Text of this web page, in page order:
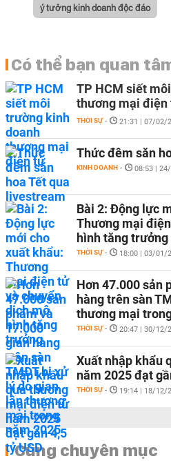
ý tưởng kinh doanh độc đáo
Có thể bạn quan
TP HCM siết
thương mại điện
THỜI SỰ - 21:31 | 07/02/
Thức đêm săn
KINH DOANH - 08:53 |
Bài 2: Động lực
Thương mại
hình tăng trưởng
THỜI SỰ - 18:00 | 03/01/
Hơn 47.000 sản
hàng trên sàn
thương mại
THỜI SỰ - 20:47 | 30/12/
Xuất nhập khẩu
năm 2025 đạt
THỜI SỰ - 19:14 | 18/12/
Cùng chuyên mục